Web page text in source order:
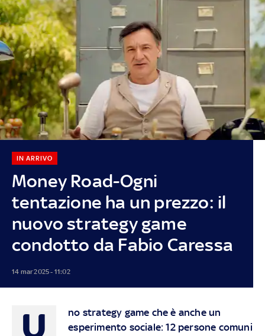
Money Road-Ogni
tentazione ha un prezzo: il
nuovo strategy game
condotto da Fabio Caressa
IN ARRIVO
14 mar 2025 - 11:02
U
no strategy game che è anche un
esperimento sociale: 12 persone comuni